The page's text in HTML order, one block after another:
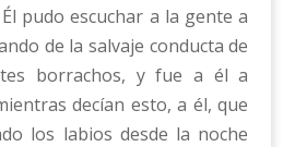
pudo escuchar a la gente a
de la salvaje conducta de
borrachos, y fue a él a
decían esto, a él, que
los labios desde la noche